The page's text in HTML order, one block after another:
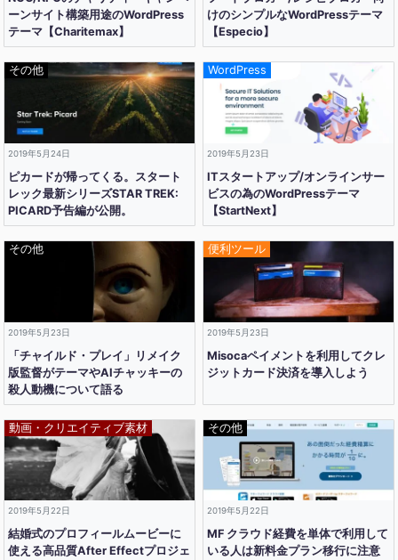
ーンサイト構築用途のWordPress
テーマ【Charitemax】
けのシンプルなWordPressテーマ
【Especio】
その他
2019年5月24日
ピカードが帰ってくる。スタート
レック最新シリーズSTAR TREK:
PICARD予告編が公開。
WordPress
2019年5月23日
ITスタートアップ/オンラインサー
ビスの為のWordPressテーマ
【StartNext】
その他
2019年5月23日
「チャイルド・プレイ」リメイク
版監督がテーマやAIチャッキーの
殺人動機について語る
便利ツール
2019年5月23日
Misocaペイメントを利用してクレ
ジットカード決済を導入しよう
動画・クリエイティブ素材
2019年5月22日
結婚式のプロフィールムービーに
使える高品質After Effectプロジェ
その他
2019年5月22日
MF クラウド経費を単体で利用して
いる人は新料金プラン移行に注意